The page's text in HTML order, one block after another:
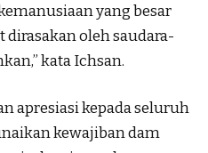
yang besar
dirasakan oleh saudara-
kata Ichsan.
apresiasi kepada seluruh
kewajiban dam